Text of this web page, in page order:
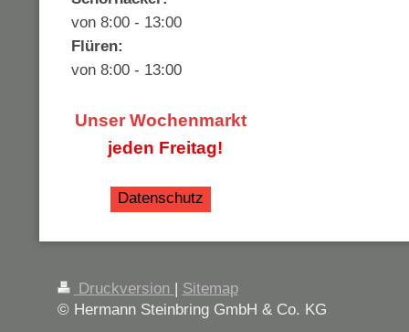
von 8:00 - 13:00
Flüren:
von 8:00 - 13:00
Unser Wochenmarkt
jeden Freitag!
Datenschutz
Druckversion | Sitemap
© Hermann Steinbring GmbH & Co. KG